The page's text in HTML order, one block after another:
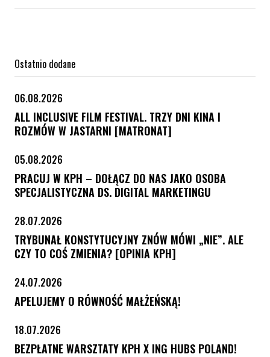
Ostatnio dodane
06.08.2026
ALL INCLUSIVE FILM FESTIVAL. TRZY DNI KINA I
ROZMÓW W JASTARNI [MATRONAT]
05.08.2026
PRACUJ W KPH – DOŁĄCZ DO NAS JAKO OSOBA
SPECJALISTYCZNA DS. DIGITAL MARKETINGU
28.07.2026
TRYBUNAŁ KONSTYTUCYJNY ZNÓW MÓWI „NIE”. ALE
CZY TO COŚ ZMIENIA? [OPINIA KPH]
24.07.2026
APELUJEMY O RÓWNOŚĆ MAŁŻEŃSKĄ!
18.07.2026
BEZPŁATNE WARSZTATY KPH X ING HUBS POLAND!